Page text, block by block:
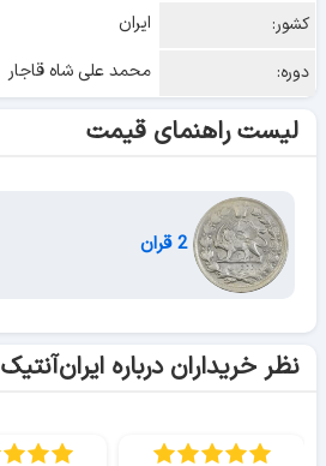
کشور:
ایران
دوره:
محمد علی شاه قاجار
لیست راهنمای قیمت
2 قران
نظر خریداران درباره ایران‌آنتیک